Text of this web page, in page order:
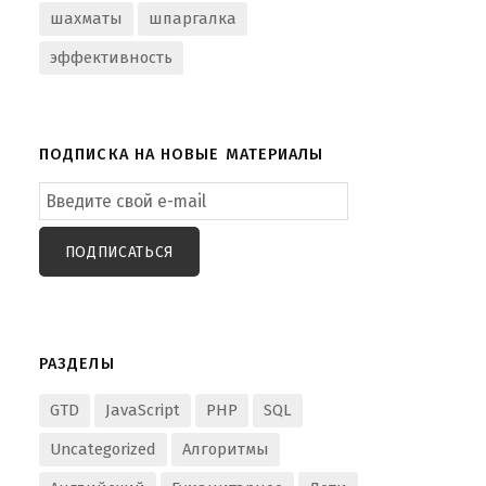
шахматы
шпаргалка
эффективность
ПОДПИСКА НА НОВЫЕ МАТЕРИАЛЫ
Email
Subscription
ПОДПИСАТЬСЯ
РАЗДЕЛЫ
GTD JavaScript PHP
SQL
Uncategorized
Алгоритмы